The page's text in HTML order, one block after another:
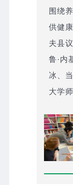
围绕
供健
夫县
鲁·内
冰、
大学